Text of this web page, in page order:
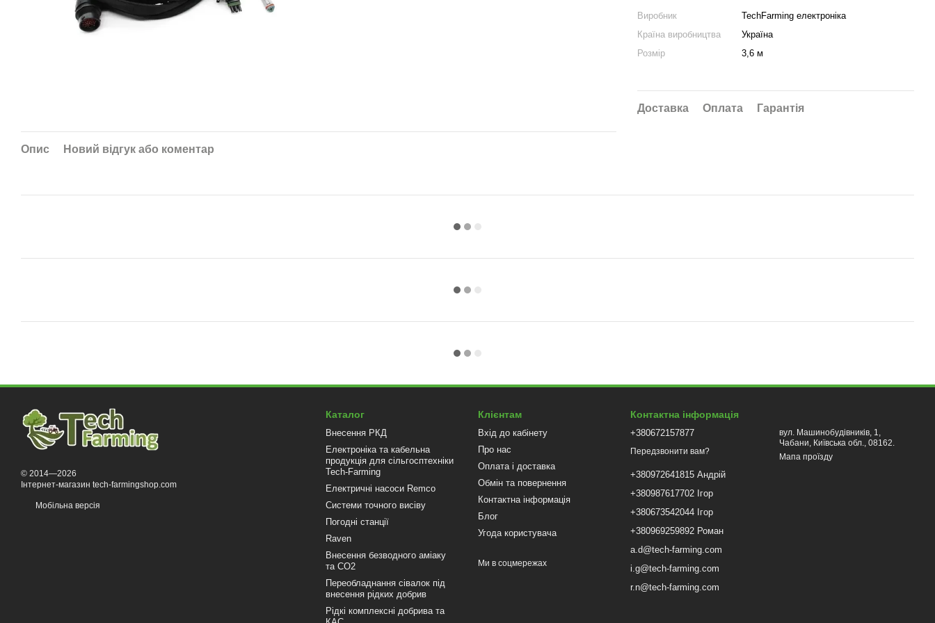
Виробник
TechFarming електроніка
Країна виробництва
Україна
Розмір
3,6 м
Доставка Оплата Гарантія
Опис Новий відгук або коментар
© 2014—2026
Інтернет-магазин tech-farmingshop.com
Мобільна версія
Каталог
Внесення РКД
Електроніка та кабельна
продукція для сільгосптехніки
Tech-Farming
Електричні насоси Remco
Системи точного висіву
Погодні станції
Raven
Внесення безводного аміаку
та CO2
Переобладнання сівалок під
внесення рідких добрив
Рідкі комплексні добрива та
Клієнтам
Вхід до кабінету
Про нас
Оплата і доставка
Обмін та повернення
Контактна інформація
Блог
Угода користувача
Ми в соцмережах
Контактна інформація
+380672157877
Передзвонити вам?
+380972641815 Андрій
+380987617702 Ігор
+380673542044 Ігор
+380969259892 Роман
a.d@tech-farming.com
i.g@tech-farming.com
r.n@tech-farming.com
вул. Машинобудівників, 1,
Чабани, Київська обл., 08162.
Мапа проїзду